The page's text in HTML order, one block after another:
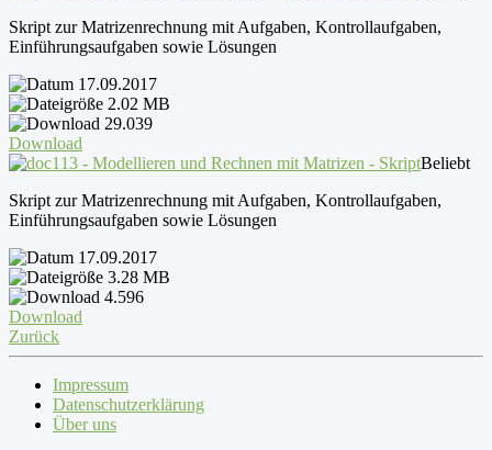
Skript zur Matrizenrechnung mit Aufgaben, Kontrollaufgaben,
Einführungsaufgaben sowie Lösungen
17.09.2017
2.02 MB
29.039
Download
13 - Modellieren und Rechnen mit Matrizen - SkriptBeliebt
Skript zur Matrizenrechnung mit Aufgaben, Kontrollaufgaben,
Einführungsaufgaben sowie Lösungen
17.09.2017
3.28 MB
4.596
Download
Zurück
Impressum
Datenschutzerklärung
Über uns